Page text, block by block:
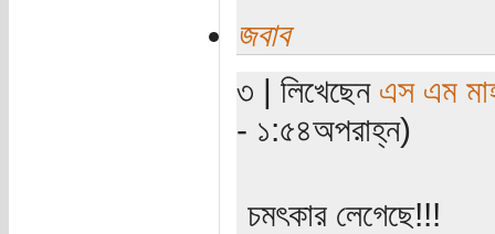
জবাব
৩ | লিখেছেন এস এম
- ১:৫৪অপরাহ্ন)
চমৎকার লেগেছে!!!